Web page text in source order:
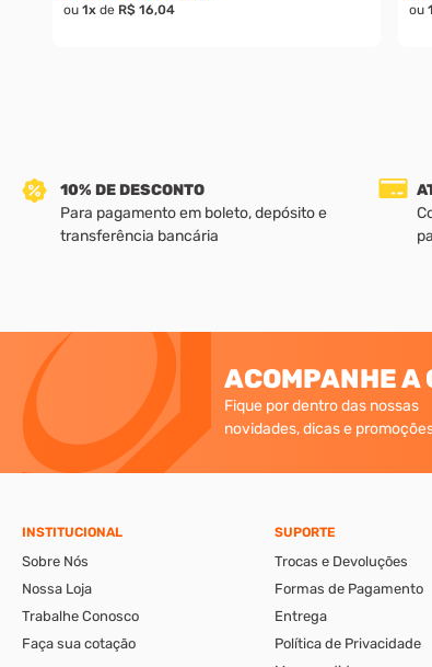
ou 1xde R$ 16,04
ou 1
10% DE DESCONTO
Para pagamento em boleto, depósito e
transferência bancária
ACOMPANHE A
Fique por dentro das nossas
novidades, dicas e
INSTITUCIONAL
Sobre Nós
Nossa Loja
Trabalhe Conosco
Faça sua cotação
SUPORTE
Trocas e Devoluções
Formas de Pagamento
Entrega
Política de Privacidade